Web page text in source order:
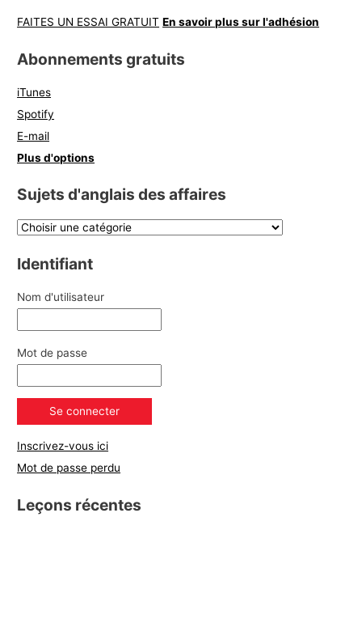
FAITES UN ESSAI GRATUIT En savoir plus sur l'adhésion
Abonnements gratuits
iTunes
Spotify
E-mail
Plus d'options
Sujets d'anglais des affaires
Identifiant
Nom d'utilisateur
Mot de passe
Inscrivez-vous ici
Mot de passe perdu
Leçons récentes